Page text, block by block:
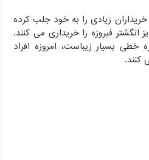
خریداران زیادی را به خود جلب کرده
انگشتر فیروزه را خریداری می کنند.
خطی بسیار زیباست، امروزه افراد
کنند.